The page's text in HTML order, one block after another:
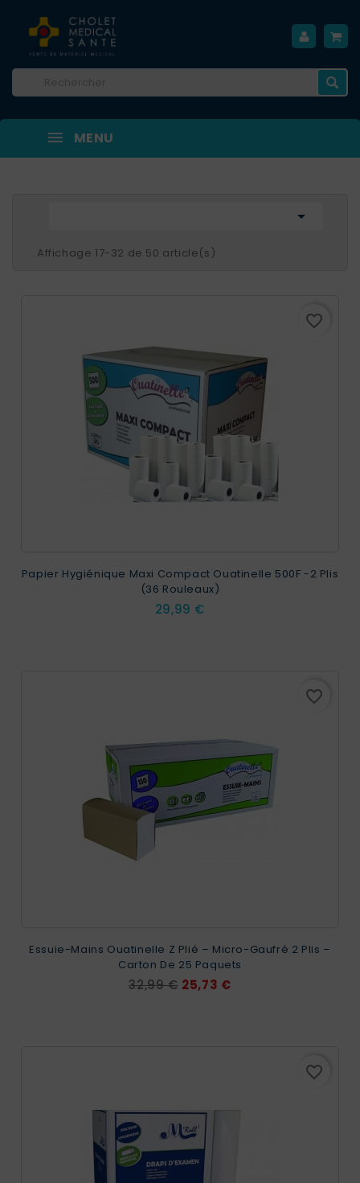
MENU

Affichage 17-32 de 50 article(s)
favorite_border
Papier Hygiénique Maxi Compact Ouatinelle 500F -2 Plis
(36 Rouleaux)
Prix
29,99 €
favorite_border
Essuie-Mains Ouatinelle Z Plié – Micro-Gaufré 2 Plis –
Carton De 25 Paquets
Prix
32,99 € Prix
25,73 €
favorite_border